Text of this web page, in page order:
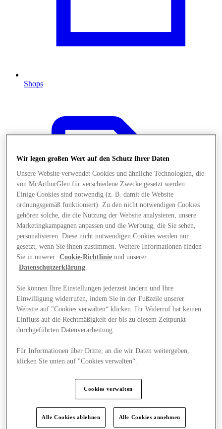
Shops
Angebote
Wir legen großen Wert auf den Schutz Ihrer Daten
Unsere Website verwendet Cookies und ähnliche Technologien, die
von McArthurGlen für verschiedene Zwecke gesetzt werden.
Einige Cookies sind notwendig (z. B. damit die Website
ordnungsgemäß funktioniert). Zu den nicht notwendigen Cookies
gehören solche, die die Nutzung der Website analysieren, unsere
Marketingkampagnen anpassen und die Werbung, die Sie sehen,
personalisieren. Diese nicht notwendigen Cookies werden nur
gesetzt, wenn Sie ihnen zustimmen. Weitere Informationen finden
Sie in unserer
Cookie-Richtlinie und unserer
Datenschutzerklärung.
Sie können Ihre Einstellungen jederzeit ändern und Ihre
Einwilligung widerrufen, indem Sie in der Fußzeile unserer
Website auf "Cookies verwalten“ klicken. Ihr Widerruf hat keinen
Einfluss auf die Rechtmäßigkeit der bis zu diesem Zeitpunkt
durchgeführten Datenverarbeitung.
Für Informationen über Dritte, an die wir Daten weitergeben,
klicken Sie unten auf "Cookies verwalten“.
Cookies verwalten
Alle Cookies ablehnen Alle Cookies annehmen